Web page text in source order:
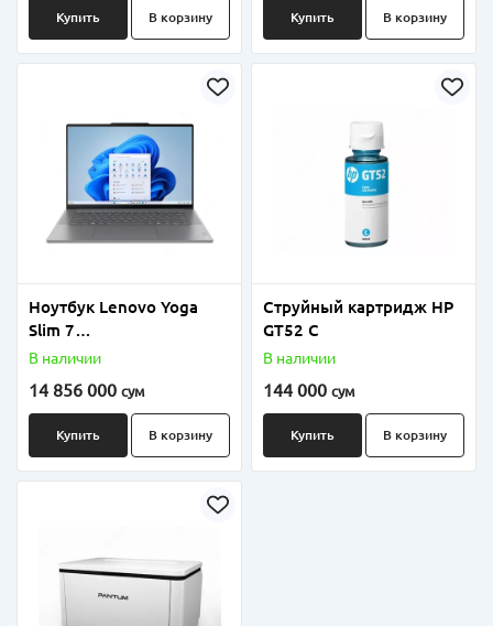
Купить В корзину Купить В корзину
Ноутбук Lenovo Yoga
Slim 7
AMD_KRACKAN_POINT_
1TB_SSD_M.2_2242_G4_
TLC |
14_2.8K_OLED_GL_500N
В наличии
14 856 000 сум
Купить В корзину
Струйный картридж HP
GT52 C
В наличии
144 000 сум
Купить В корзину